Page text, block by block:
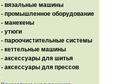
- вязальные машины
- промышленное оборудование
- манекены
- утюги
- пароочистительные системы
- кеттельные машины
- аксессуары для шитья
- аксессуары для прессов
.